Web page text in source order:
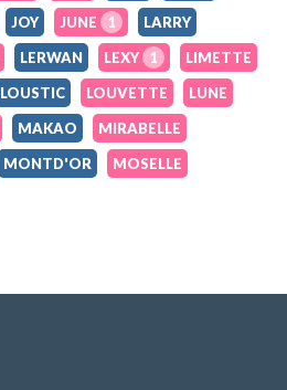
JOY JUNE 1
LARRY
LERWAN LEXY 1
LIMETTE
LOUSTIC LOUVETTE
LUNE
MAKAO
MIRABELLE
MONTD'OR
MOSELLE